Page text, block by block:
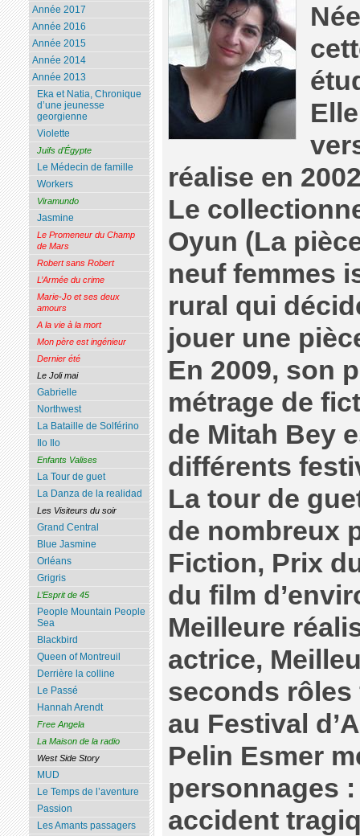
réalise en
Le
Oyun (La
neuf femmes
rural qui
jouer une
En 2009, son
métrage de
de Mitah Bey
différents
La tour de
de nombreux
Fiction, Prix
du film
Meilleure
actrice,
seconds
au Festival
Pelin Esmer
personnages
accident
Année 2017
Année 2016
Année 2015
Année 2014
Année 2013
Eka et Natia, Chronique
d’une jeunesse
georgienne
Violette
Juifs d’Égypte
Le Médecin de famille
Workers
Viramundo
Jasmine
Le Promeneur du Champ
de Mars
Robert sans Robert
L’Armée du crime
Marie-Jo et ses deux
amours
A la vie à la mort
Mon père est ingénieur
Dernier été
Le Joli mai
Gabrielle
Northwest
La Bataille de Solférino
Ilo Ilo
Enfants Valises
La Tour de guet
La Danza de la realidad
Les Visiteurs du soir
Grand Central
Blue Jasmine
Orléans
Grigris
L’Esprit de 45
People Mountain People
Sea
Blackbird
Queen of Montreuil
Derrière la colline
Le Passé
Hannah Arendt
Free Angela
La Maison de la radio
West Side Story
MUD
Le Temps de l’aventure
Passion
Les Amants passagers